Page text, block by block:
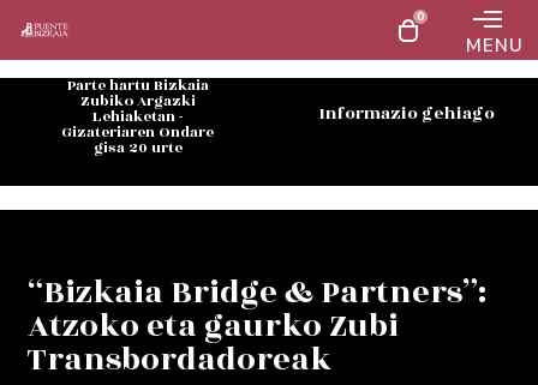
0
MENU
Parte hartu Bizkaia
Zubiko Argazki
Lehiaketan -
Gizateriaren Ondare
gisa 20 urte
Informazio gehiago
“Bizkaia Bridge & Partners”:
Atzoko eta gaurko Zubi
Transbordadoreak